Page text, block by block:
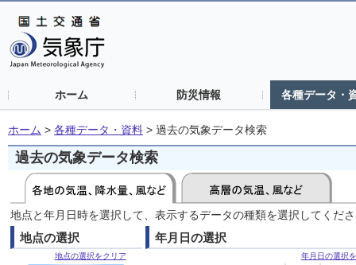
ホーム 防災情報 各種データ・
ホーム > 各種データ・資料 > 過去の気象データ検索
過去の気象データ検索
地点と年月日時を選択して、表示するデータの種類を選択してくだ
地点の選択
地点の選択をクリア
年月日の選択
年月日の選択